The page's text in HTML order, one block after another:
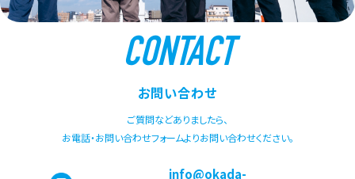
CONTACT
お問い合わせ
ご質問などありましたら、
お電話・お問い合わせフォームよりお問い合わせください。
info@okada-